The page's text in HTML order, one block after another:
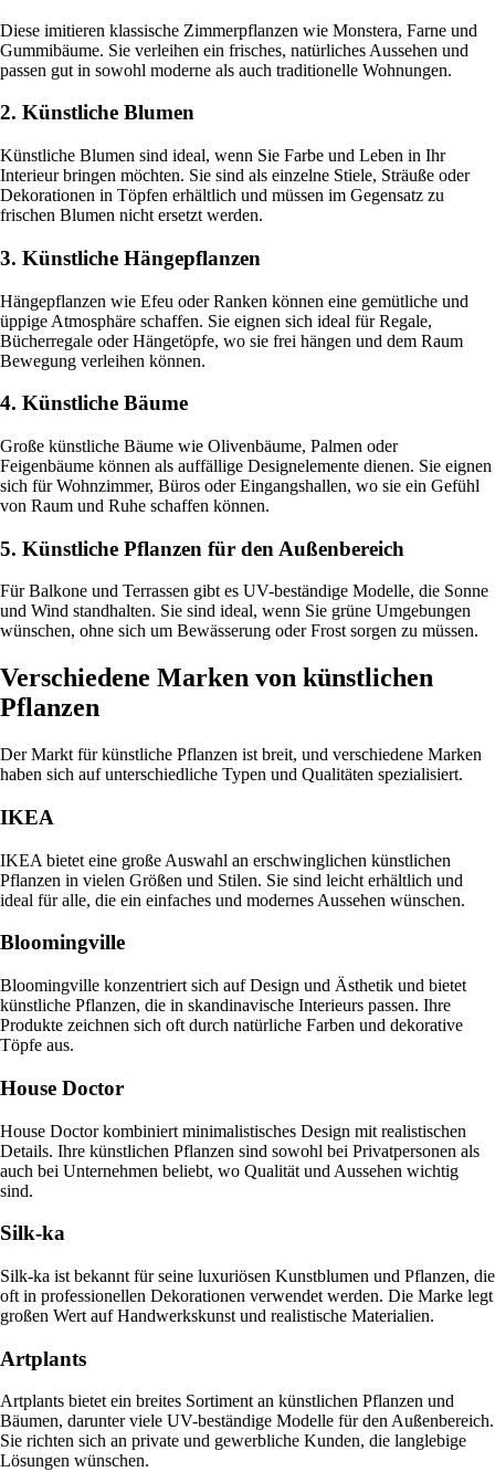
Diese imitieren klassische Zimmerpflanzen wie Monstera, Farne und
Gummibäume. Sie verleihen ein frisches, natürliches Aussehen und
passen gut in sowohl moderne als auch traditionelle Wohnungen.
2. Künstliche Blumen
Künstliche Blumen sind ideal, wenn Sie Farbe und Leben in Ihr
Interieur bringen möchten. Sie sind als einzelne Stiele, Sträuße oder
Dekorationen in Töpfen erhältlich und müssen im Gegensatz zu
frischen Blumen nicht ersetzt werden.
3. Künstliche Hängepflanzen
Hängepflanzen wie Efeu oder Ranken können eine gemütliche und
üppige Atmosphäre schaffen. Sie eignen sich ideal für Regale,
Bücherregale oder Hängetöpfe, wo sie frei hängen und dem Raum
Bewegung verleihen können.
4. Künstliche Bäume
Große künstliche Bäume wie Olivenbäume, Palmen oder
Feigenbäume können als auffällige Designelemente dienen. Sie eignen
sich für Wohnzimmer, Büros oder Eingangshallen, wo sie ein Gefühl
von Raum und Ruhe schaffen können.
5. Künstliche Pflanzen für den Außenbereich
Für Balkone und Terrassen gibt es UV-beständige Modelle, die Sonne
und Wind standhalten. Sie sind ideal, wenn Sie grüne Umgebungen
wünschen, ohne sich um Bewässerung oder Frost sorgen zu müssen.
Verschiedene Marken von künstlichen
Pflanzen
Der Markt für künstliche Pflanzen ist breit, und verschiedene Marken
haben sich auf unterschiedliche Typen und Qualitäten spezialisiert.
IKEA
IKEA bietet eine große Auswahl an erschwinglichen künstlichen
Pflanzen in vielen Größen und Stilen. Sie sind leicht erhältlich und
ideal für alle, die ein einfaches und modernes Aussehen wünschen.
Bloomingville
Bloomingville konzentriert sich auf Design und Ästhetik und bietet
künstliche Pflanzen, die in skandinavische Interieurs passen. Ihre
Produkte zeichnen sich oft durch natürliche Farben und dekorative
Töpfe aus.
House Doctor
House Doctor kombiniert minimalistisches Design mit realistischen
Details. Ihre künstlichen Pflanzen sind sowohl bei Privatpersonen als
auch bei Unternehmen beliebt, wo Qualität und Aussehen wichtig
sind.
Silk-ka
Silk-ka ist bekannt für seine luxuriösen Kunstblumen und Pflanzen, die
oft in professionellen Dekorationen verwendet werden. Die Marke legt
großen Wert auf Handwerkskunst und realistische Materialien.
Artplants
Artplants bietet ein breites Sortiment an künstlichen Pflanzen und
Bäumen, darunter viele UV-beständige Modelle für den Außenbereich.
Sie richten sich an private und gewerbliche Kunden, die langlebige
Lösungen wünschen.